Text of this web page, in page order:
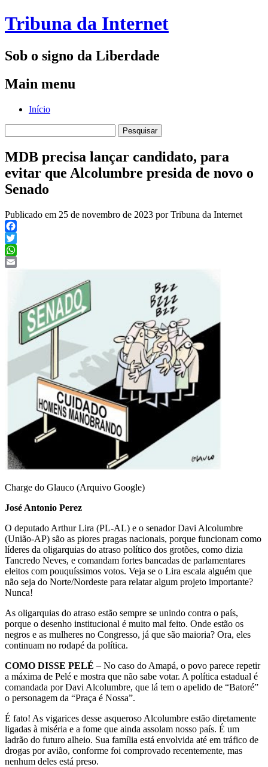
Tribuna da Internet
Sob o signo da Liberdade
Main menu
Skip
Início
por:
MDB precisa lançar candidato, para
evitar que Alcolumbre presida de novo o
Senado
Publicado em 25 de novembro de 2023 por Tribuna da Internet
Facebook
Twitter
WhatsApp
Charge do Glauco (Arquivo Google)
José Antonio Perez
O deputado Arthur Lira (PL-AL) e o senador Davi Alcolumbre
(União-AP) são as piores pragas nacionais, porque funcionam como
líderes da oligarquias do atraso político dos grotões, como dizia
Tancredo Neves, e comandam fortes bancadas de parlamentares
eleitos com pouquíssimos votos. Veja se o Lira escala alguém que
não seja do Norte/Nordeste para relatar algum projeto importante?
Nunca!
As oligarquias do atraso estão sempre se unindo contra o país,
porque o desenho institucional é muito mal feito. Onde estão os
negros e as mulheres no Congresso, já que são maioria? Ora, eles
continuam no rodapé da política.
COMO DISSE PELÉ – No caso do Amapá, o povo parece repetir
a máxima de Pelé e mostra que não sabe votar. A política estadual é
comandada por Davi Alcolumbre, que lá tem o apelido de “Batoré”
o personagem da “Praça é Nossa”.
É fato! As vigarices desse asqueroso Alcolumbre estão diretamente
ligadas à miséria e a fome que ainda assolam nosso país. É um
ladrão do futuro alheio. Sua família está envolvida até em tráfico de
drogas por avião, conforme foi comprovado recentemente, mas
nenhum deles está preso.